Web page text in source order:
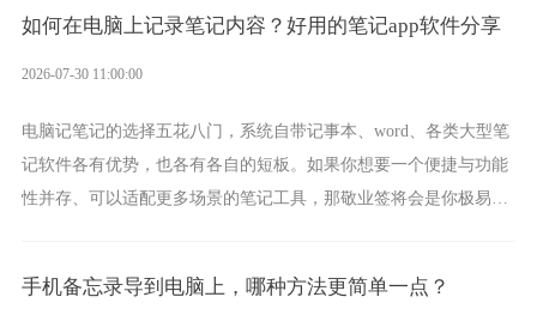
如何在电脑上记录笔记内容？好用的笔记app软件分享
2026-07-30 11:00:00
电脑记笔记的选择五花八门，系统自带记事本、word、各类大型笔
记软件各有优势，也各有各自的短板。如果你想要一个便捷与功能
性并存、可以适配更多场景的笔记工具，那敬业签将会是你极易上
手机备忘录导到电脑上，哪种方法更简单一点？